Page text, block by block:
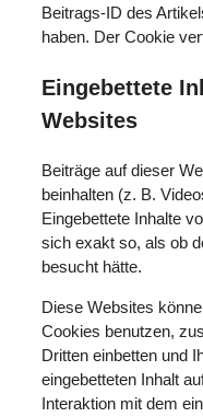
Beitrags-ID des
haben. Der Cookie
Eingebettete
Websites
Beiträge auf dieser
beinhalten (z. B.
Eingebettete Inhalte
sich exakt so, als ob
besucht hätte.
Diese Websites
Cookies benutzen,
Dritten einbetten und
eingebetteten Inhalt
Interaktion mit dem